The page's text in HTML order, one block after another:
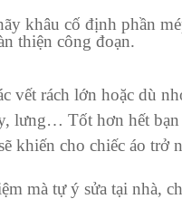
khâu cố định phần
thiện công đoạn.
vết rách lớn hoặc dù
lưng… Tốt hơn hết
khiến cho chiếc áo trở
mà tự ý sửa tại nhà,